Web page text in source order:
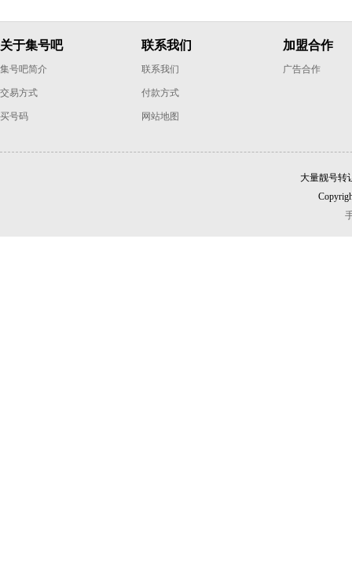
关于集号吧
集号吧简介
交易方式
买号码
联系我们
联系我们
付款方式
网站地图
加盟合作
广告合作
大量靓号转